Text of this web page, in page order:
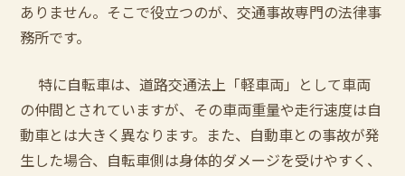
ありません。そこで役立つのが、交通事故専門の法律事
務所です。
特に自転車は、道路交通法上「軽車両」として車両
の仲間とされていますが、その車両重量や走行速度は自
動車とは大きく異なります。また、自動車との事故が発
生した場合、自転車側は身体的ダメージを受けやすく、